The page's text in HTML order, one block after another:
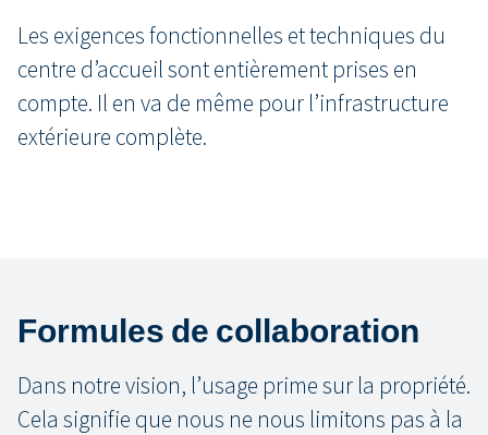
Les exigences fonctionnelles et techniques du
centre d’accueil sont entièrement prises en
compte. Il en va de même pour l’infrastructure
extérieure complète.
Formules de collaboration
Dans notre vision, l’usage prime sur la propriété.
Cela signifie que nous ne nous limitons pas à la